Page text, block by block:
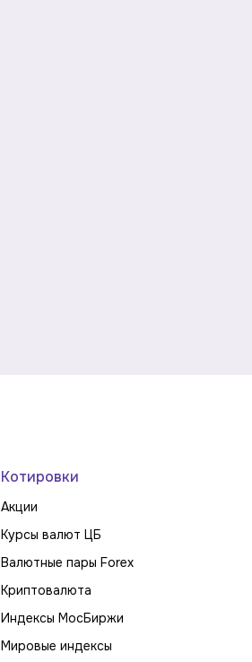
Котировки
Акции
Курсы валют ЦБ
Валютные пары Forex
Криптовалюта
Индексы МосБиржи
Мировые индексы